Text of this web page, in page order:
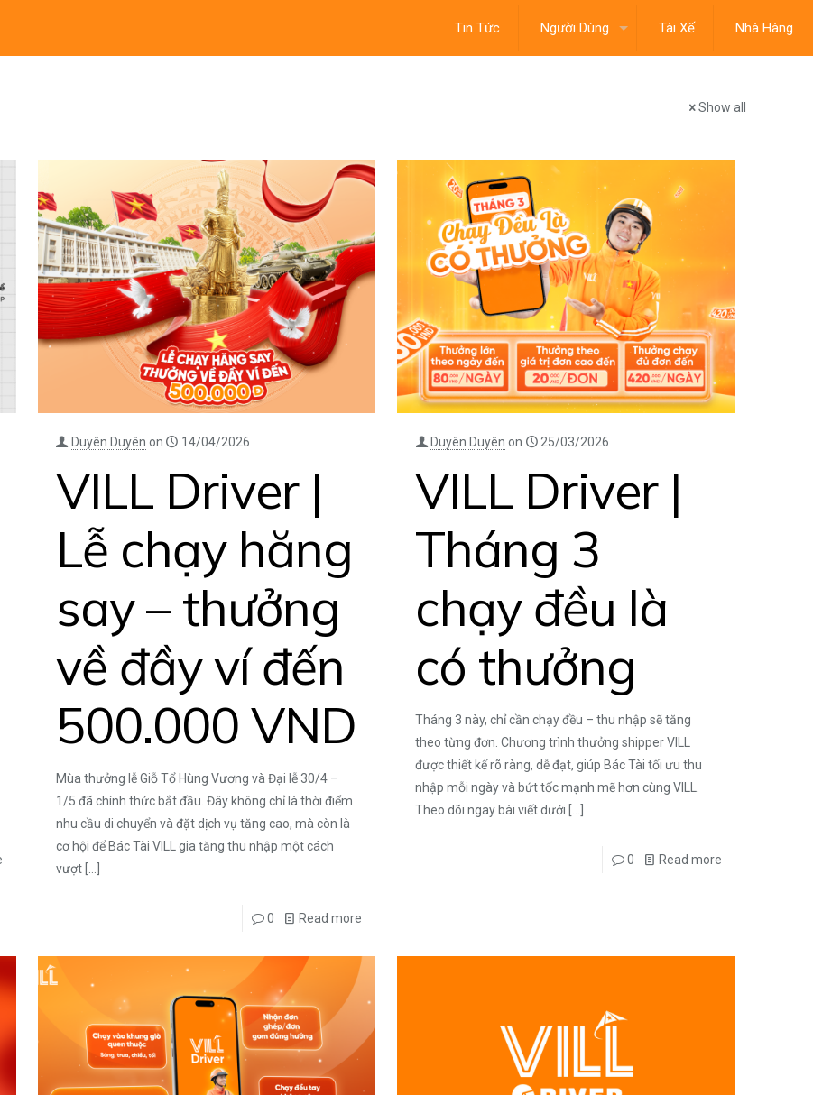
Tin Tức Người Dùng Tài Xế Nhà Hàng
Show all
Duyên Duyên on 14/04/2026
VILL Driver |
Lễ chạy hăng
say – thưởng
về đầy ví đến
500.000 VND
Mùa thưởng lễ Giỗ Tổ Hùng Vương và Đại lễ 30/4 –
1/5 đã chính thức bắt đầu. Đây không chỉ là thời điểm
nhu cầu di chuyển và đặt dịch vụ tăng cao, mà còn là
cơ hội để Bác Tài VILL gia tăng thu nhập một cách
vượt[…]
0 Read more
Duyên Duyên on 25/03/2026
VILL Driver |
Tháng 3
chạy đều là
có thưởng
Tháng 3 này, chỉ cần chạy đều – thu nhập sẽ tăng
theo từng đơn. Chương trình thưởng shipper VILL
được thiết kế rõ ràng, dễ đạt, giúp Bác Tài tối ưu thu
nhập mỗi ngày và bứt tốc mạnh mẽ hơn cùng VILL.
Theo dõi ngay bài viết dưới […]
0 Read more